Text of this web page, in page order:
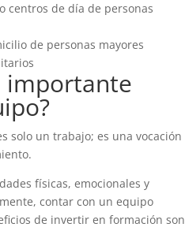
centros de día de personas
de personas mayores
importante
solo un trabajo; es una vocación
físicas, emocionales y
contar con un equipo
de invertir en formación son